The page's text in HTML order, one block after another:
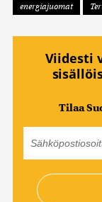
energiajuomat
Viidesti
Tilaa